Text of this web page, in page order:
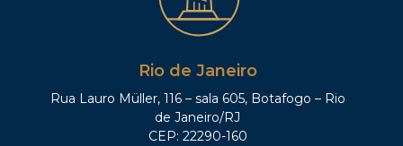
Rio de Janeiro
Rua Lauro Müller, 116 – sala 605, Botafogo – Rio
de Janeiro/RJ
CEP: 22290-160